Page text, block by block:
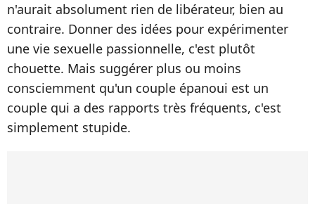
n'aurait absolument rien de libérateur, bien au
contraire. Donner des idées pour expérimenter
une vie sexuelle passionnelle, c'est plutôt
chouette. Mais suggérer plus ou moins
consciemment qu'un couple épanoui est un
couple qui a des rapports très fréquents, c'est
simplement stupide.